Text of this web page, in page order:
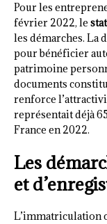
Pour les
février 2022, le
les démarches. La
pour bénéficier
patrimoine
documents
renforce
représentait déjà
France en 2022.
Les
et
L’immatriculation